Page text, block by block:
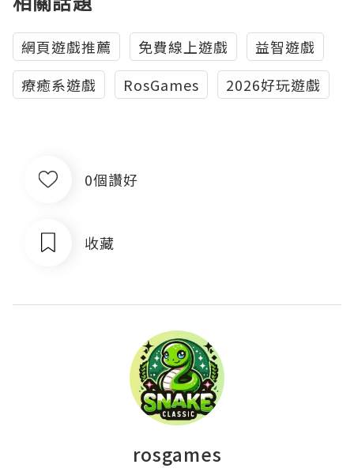
網頁遊戲推薦 免費線上遊戲
益智遊戲
療癒系遊戲
RosGames 2026好玩遊戲
0個讚好
收藏
rosgames